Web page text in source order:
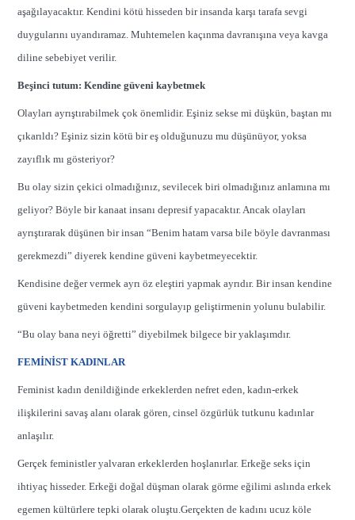
aşağılayacaktır. Kendini kötü hisseden bir insanda karşı tarafa sevgi
duygularını uyandıramaz. Muhtemelen kaçınma davranışına veya kavga
diline sebebiyet verilir.
Beşinci tutum: Kendine güveni kaybetmek
Olayları ayrıştırabilmek çok önemlidir. Eşiniz sekse mi düşkün, baştan mı
çıkarıldı? Eşiniz sizin kötü bir eş olduğunuzu mu düşünüyor, yoksa
zayıflık mı gösteriyor?
Bu olay sizin çekici olmadığınız, sevilecek biri olmadığınız anlamına mı
geliyor? Böyle bir kanaat insanı depresif yapacaktır. Ancak olayları
ayrıştırarak düşünen bir insan “Benim hatam varsa bile böyle davranması
gerekmezdi” diyerek kendine güveni kaybetmeyecektir.
Kendisine değer vermek ayrı öz eleştiri yapmak ayrıdır. Bir insan kendine
güveni kaybetmeden kendini sorgulayıp geliştirmenin yolunu bulabilir.
“Bu olay bana neyi öğretti” diyebilmek bilgece bir yaklaşımdır.
FEMİNİST KADINLAR
Feminist kadın denildiğinde erkeklerden nefret eden, kadın-erkek
ilişkilerini savaş alanı olarak gören, cinsel özgürlük tutkunu kadınlar
anlaşılır.
Gerçek feministler yalvaran erkeklerden hoşlanırlar. Erkeğe seks için
ihtiyaç hisseder. Erkeği doğal düşman olarak görme eğilimi aslında erkek
egemen kültürlere tepki olarak oluştu.Gerçekten de kadını ucuz köle